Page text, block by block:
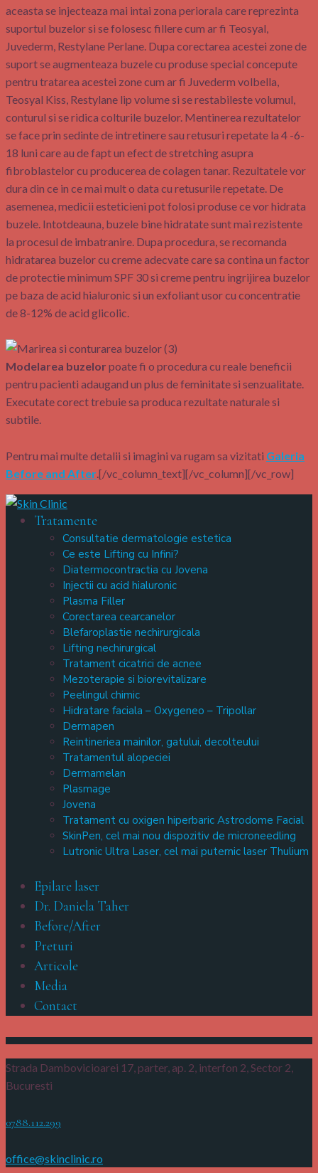
aceasta se injecteaza mai intai zona periorala care reprezinta
suportul buzelor si se folosesc fillere cum ar fi Teosyal,
Juvederm, Restylane Perlane. Dupa corectarea acestei zone de
suport se augmenteaza buzele cu produse special concepute
pentru tratarea acestei zone cum ar fi Juvederm volbella,
Teosyal Kiss, Restylane lip volume si se restabileste volumul,
conturul si se ridica colturile buzelor. Mentinerea rezultatelor
se face prin sedinte de intretinere sau retusuri repetate la 4 -6-
18 luni care au de fapt un efect de stretching asupra
fibroblastelor cu producerea de colagen tanar. Rezultatele vor
dura din ce in ce mai mult o data cu retusurile repetate. De
asemenea, medicii esteticieni pot folosi produse ce vor hidrata
buzele. Intotdeauna, buzele bine hidratate sunt mai rezistente
la procesul de imbatranire. Dupa procedura, se recomanda
hidratarea buzelor cu creme adecvate care sa contina un factor
de protectie minimum SPF 30 si creme pentru ingrijirea buzelor
pe baza de acid hialuronic si un exfoliant usor cu concentratie
de 8-12% de acid glicolic.
Modelarea buzelor poate fi o procedura cu reale beneficii
pentru pacienti adaugand un plus de feminitate si senzualitate.
Executate corect trebuie sa produca rezultate naturale si
subtile.
Pentru mai multe detalii si imagini va rugam sa vizitati Galeria
Before and After.[/vc_column_text][/vc_column][/vc_row]
Tratamente
Consultatie dermatologie estetica
Ce este Lifting cu Infini?
Diatermocontractia cu Jovena
Injectii cu acid hialuronic
Plasma Filler
Corectarea cearcanelor
Blefaroplastie nechirurgicala
Lifting nechirurgical
Tratament cicatrici de acnee
Mezoterapie si biorevitalizare
Peelingul chimic
Hidratare faciala – Oxygeneo – Tripollar
Dermapen
Reintineriea mainilor, gatului, decolteului
Tratamentul alopeciei
Dermamelan
Plasmage
Jovena
Tratament cu oxigen hiperbaric Astrodome Facial
SkinPen, cel mai nou dispozitiv de microneedling
Lutronic Ultra Laser, cel mai puternic laser Thulium
Epilare laser
Dr. Daniela Taher
Before/After
Preturi
Articole
Media
Contact
Strada Dambovicioarei 17, parter, ap. 2, interfon 2,Sector 2,
Bucuresti
0788.112.299
office@skinclinic.ro